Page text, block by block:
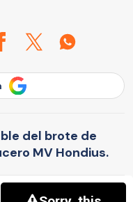
del brote de
MV Hondius.